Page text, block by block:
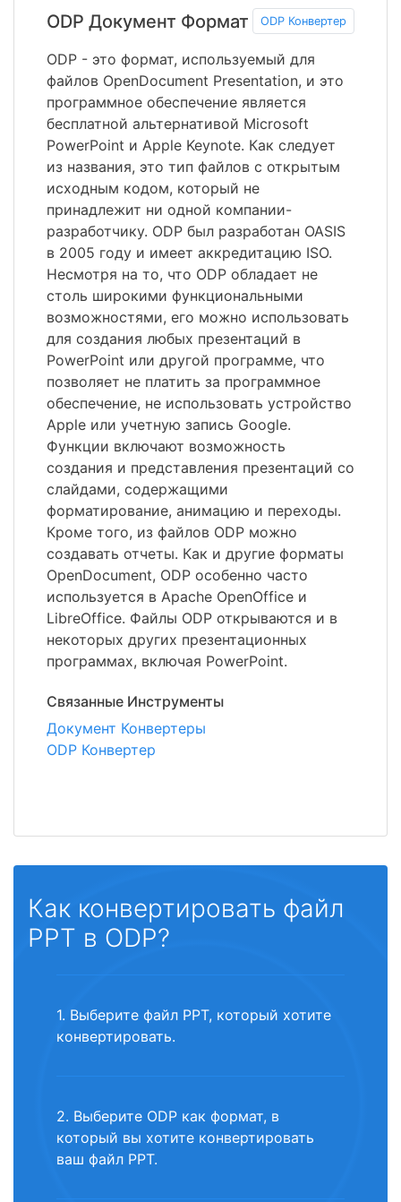
ODP Документ Формат ODP Конвертер
ODP - это формат, используемый для
файлов OpenDocument Presentation, и это
программное обеспечение является
бесплатной альтернативой Microsoft
PowerPoint и Apple Keynote. Как следует
из названия, это тип файлов с открытым
исходным кодом, который не
принадлежит ни одной компании-
разработчику. ODP был разработан OASIS
в 2005 году и имеет аккредитацию ISO.
Несмотря на то, что ODP обладает не
столь широкими функциональными
возможностями, его можно использовать
для создания любых презентаций в
PowerPoint или другой программе, что
позволяет не платить за программное
обеспечение, не использовать устройство
Apple или учетную запись Google.
Функции включают возможность
создания и представления презентаций со
слайдами, содержащими
форматирование, анимацию и переходы.
Кроме того, из файлов ODP можно
создавать отчеты. Как и другие форматы
OpenDocument, ODP особенно часто
используется в Apache OpenOffice и
LibreOffice. Файлы ODP открываются и в
некоторых других презентационных
программах, включая PowerPoint.
Связанные Инструменты
Документ Конвертеры
ODP Конвертер
Как конвертировать файл
PPT в ODP?
1. Выберите файл PPT, который хотите
конвертировать.
2. Выберите ODP как формат, в
который вы хотите конвертировать
ваш файл PPT.